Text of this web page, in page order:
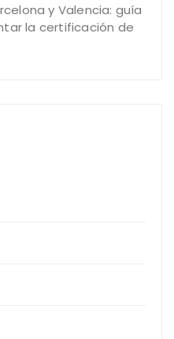
y Valencia: guía
la certificación de